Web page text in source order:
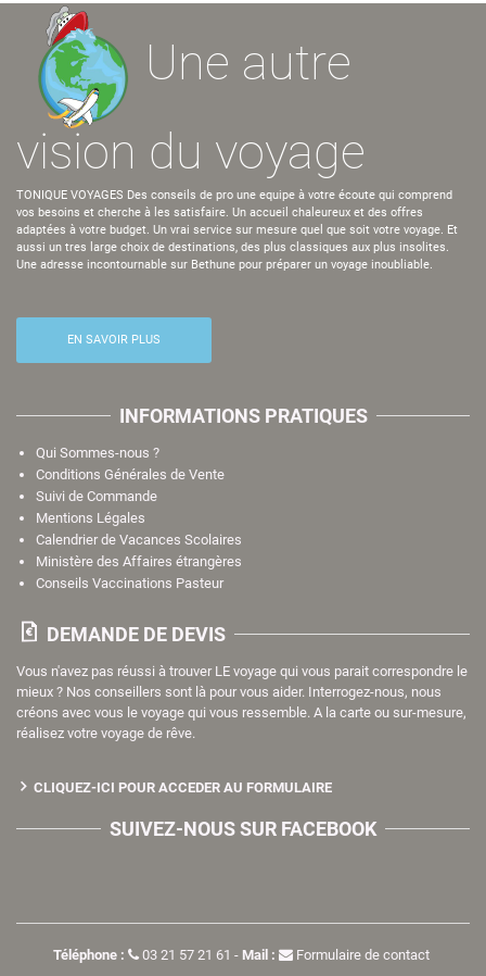
Une autre
vision du voyage
TONIQUE VOYAGES Des conseils de pro une equipe à votre écoute qui comprend
vos besoins et cherche à les satisfaire. Un accueil chaleureux et des offres
adaptées à votre budget. Un vrai service sur mesure quel que soit votre voyage. Et
aussi un tres large choix de destinations, des plus classiques aux plus insolites.
Une adresse incontournable sur Bethune pour préparer un voyage inoubliable.
EN SAVOIR PLUS
INFORMATIONS PRATIQUES
Qui Sommes-nous ?
Conditions Générales de Vente
Suivi de Commande
Mentions Légales
Calendrier de Vacances Scolaires
Ministère des Affaires étrangères
Conseils Vaccinations Pasteur
DEMANDE DE DEVIS
Vous n'avez pas réussi à trouver LE voyage qui vous parait correspondre le
mieux ? Nos conseillers sont là pour vous aider. Interrogez-nous, nous
créons avec vous le voyage qui vous ressemble. A la carte ou sur-mesure,
réalisez votre voyage de rêve.
CLIQUEZ-ICI POUR ACCEDER AU FORMULAIRE
SUIVEZ-NOUS SUR FACEBOOK
Téléphone : 03 21 57 21 61 - Mail : Formulaire de contact